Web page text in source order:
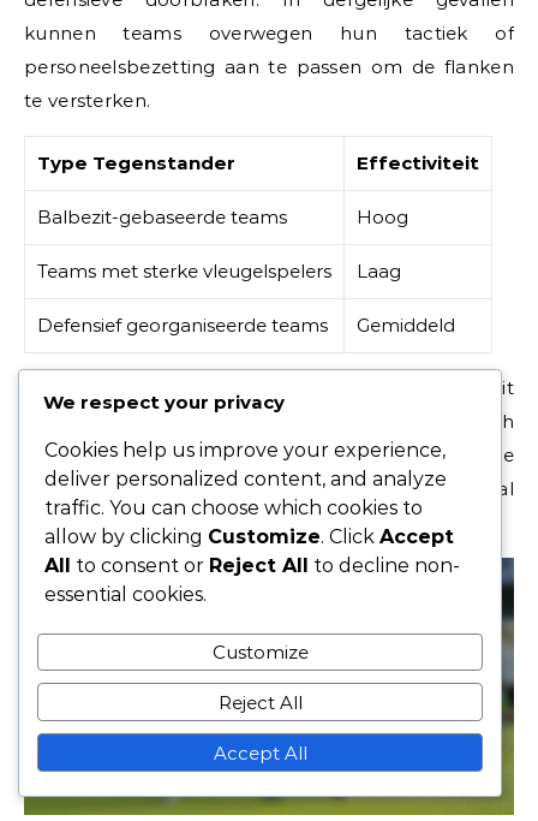
kunnen teams overwegen hun tactiek of
personeelsbezetting aan te passen om de flanken
te versterken.
Type Tegenstander Effectiviteit
Balbezit-gebaseerde teams Hoog
Teams met sterke vleugelspelers Laag
Defensief georganiseerde teams Gemiddeld
Over het algemeen hangt de situationele effectiviteit
van de 3-5-2 formatie af van het vermogen om zich
aan te passen aan de sterktes en zwaktes van de
tegenstander, waardoor tactisch bewustzijn cruciaal
is voor succes.
We respect your privacy
Cookies help us improve your experience,
deliver personalized content, and analyze
traffic. You can choose which cookies to
allow by clicking Customize. Click Accept
All to consent or Reject All to decline non-
essential cookies.
Customize
Reject All
Accept All